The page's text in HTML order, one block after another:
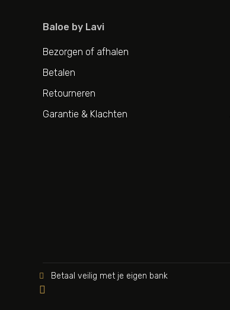
Baloe by Lavi
Bezorgen of afhalen
Betalen
Retourneren
Garantie & Klachten
 Betaal veilig met je eigen bank
